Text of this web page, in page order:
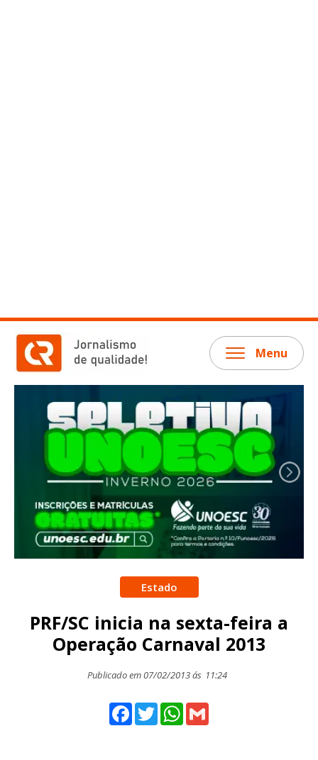
Menu
Estado
PRF/SC inicia na sexta-feira a
Operação Carnaval 2013
Publicado em 07/02/2013 ás 11:24
Facebook
TwitterWhatsApp